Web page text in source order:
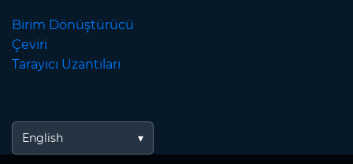
Birim Dönüştürücü
Çeviri
Tarayıcı Uzantıları
English